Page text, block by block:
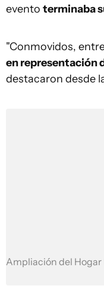
evento terminaba
"Conmovidos,
en representación
destacaron desde
Ampliación del Hogar